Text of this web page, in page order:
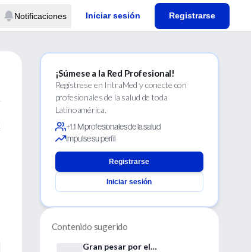
Notificaciones Iniciar sesión Registrarse
¡Súmese a la Red Profesional!
Regístrese en IntraMed y conecte con
profesionales de la salud de toda
Latinoamérica.
+1.1 M profesionales de la salud
Impulse su perfil
Registrarse
Iniciar sesión
Contenido sugerido
Gran pesar por el